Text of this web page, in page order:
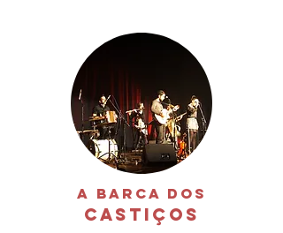
A BARCA DOS
CASTIÇOS